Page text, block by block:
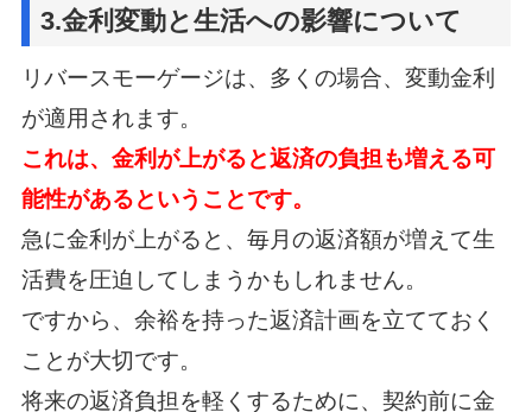
3.金利変動と生活への影響について
リバースモーゲージは、多くの場合、変動金利
が適用されます。
これは、金利が上がると返済の負担も増える可
能性があるということです。
急に金利が上がると、毎月の返済額が増えて生
活費を圧迫してしまうかもしれません。
ですから、余裕を持った返済計画を立てておく
ことが大切です。
将来の返済負担を軽くするために、契約前に金